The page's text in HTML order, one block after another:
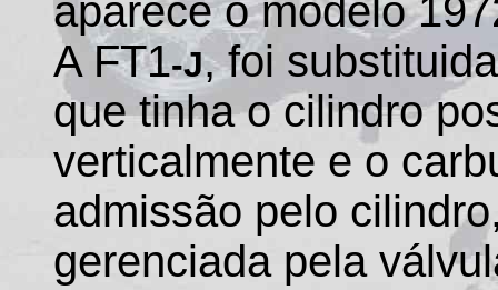
aparece o modelo
A FT1-J, foi
que tinha o cilindro
verticalmente e o
admissão pelo
gerenciada pela